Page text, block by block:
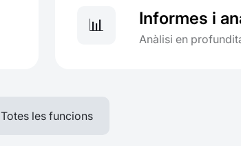
📊 Informes i
Anàlisi en
Totes les funcions